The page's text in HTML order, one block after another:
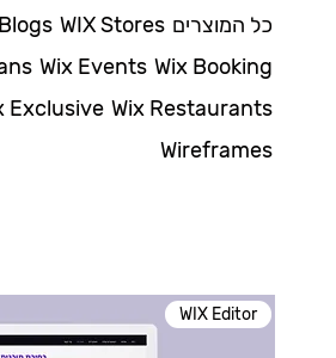
כל המוצרים WIX Stores
Wix Booking
Wix Events
Wix Restaurants
Exclusive
Wireframes
WIX Editor